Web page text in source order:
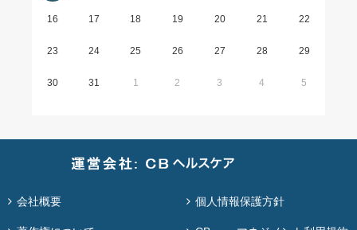
16 17 18 19 20 21 22
23 24 25 26 27 28 29
30 31 1 2 3 4 5
会社概要 個人情報保護方針